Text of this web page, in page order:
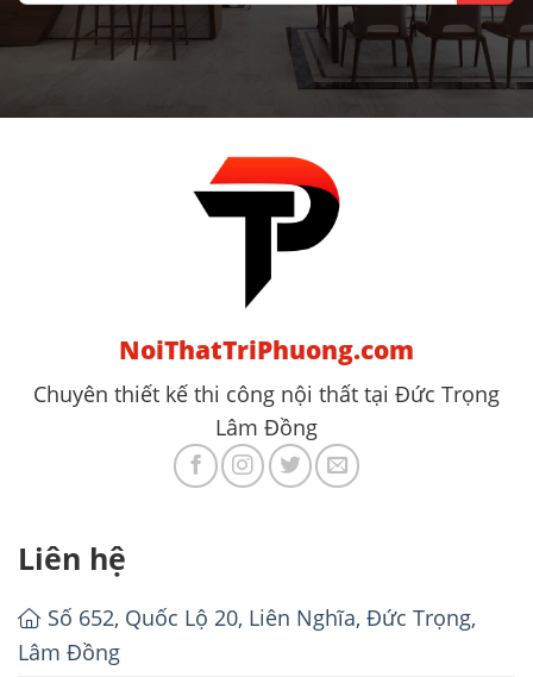
NoiThatTriPhuong.com
Chuyên thiết kế thi công nội thất tại Đức Trọng
Lâm Đồng
Liên hệ
Số 652, Quốc Lộ 20, Liên Nghĩa, Đức Trọng,
Lâm Đồng